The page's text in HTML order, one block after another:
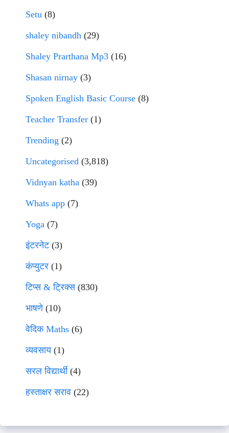
Setu (8)
shaley nibandh (29)
Shaley Prarthana Mp3 (16)
Shasan nirnay (3)
Spoken English Basic Course (8)
Teacher Transfer (1)
Trending (2)
Uncategorised (3,818)
Vidnyan katha (39)
Whats app (7)
Yoga (7)
इंटरनेट(3)
कंप्युटर (1)
टिप्स & ट्रिक्स(830)
भाषणे(10)
वेदिक Maths (6)
व्यवसाय(1)
सरल विद्यार्थी(4)
हस्ताक्षर सराव (22)